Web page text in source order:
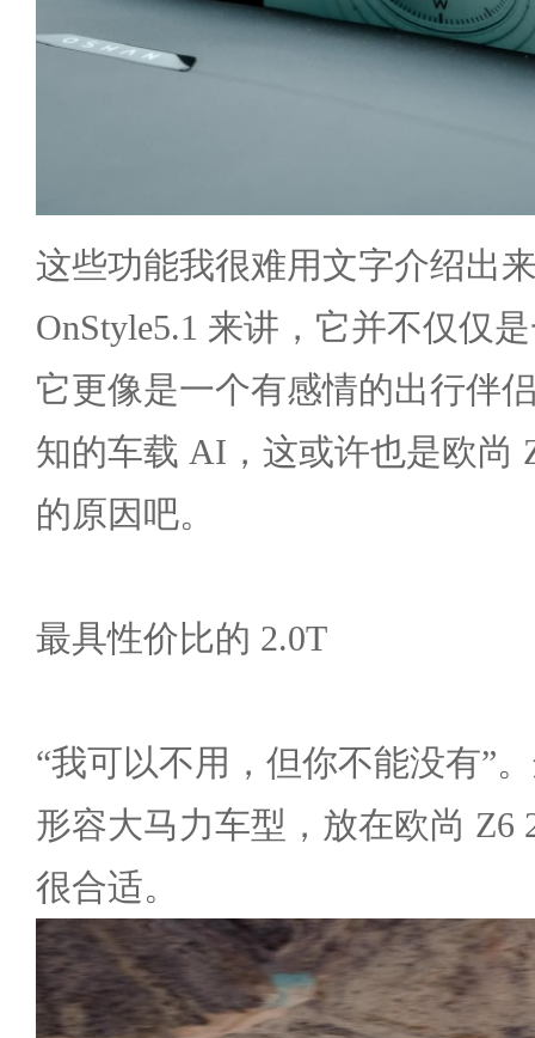
这些功能我很难用文字介绍出
OnStyle5.1 来讲，它并不仅仅
它更像是一个有感情的出行伴
知的车载 AI，这或许也是欧尚
的原因吧。
最具性价比的 2.0T
“我可以不用，但你不能没有”
形容大马力车型，放在欧尚 Z6
很合适。